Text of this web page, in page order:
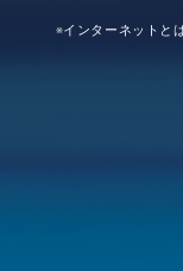
※インターネットと